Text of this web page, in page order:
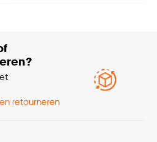
retourneren